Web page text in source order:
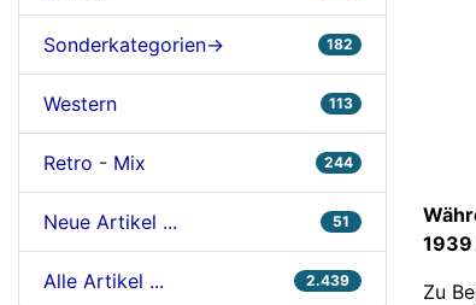
Sonderkategorien-> 182
Western 113
Retro - Mix 244
Neue Artikel ... 51
Alle Artikel ... 2.439
1939
Zu